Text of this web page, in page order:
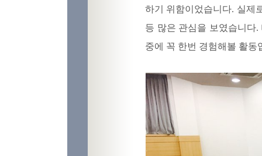
하기 위함이었습니다. 실제
등 많은 관심을 보였습니다
중에 꼭 한번 경험해볼 활동